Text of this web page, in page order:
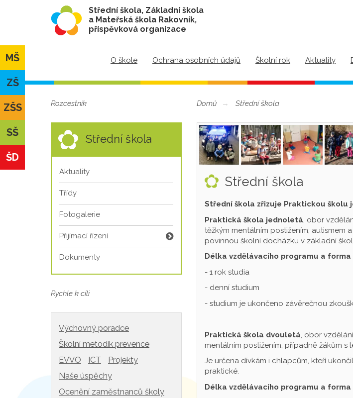
Střední škola, Základní škola
a Mateřská škola Rakovník,
příspěvková organizace
O škole Ochrana osobních údajů Školní rok Aktuality
MŠ
ZŠ
ZŠS
SŠ
ŠD
Rozcestník
Střední škola
Aktuality
Třídy
Fotogalerie
Přijímací řízení
Dokumenty
Rychle k cíli
Výchovný poradce
Školní metodik prevence
EVVO
ICT
Projekty
Naše úspěchy
Ocenění zaměstnanců školy
Domů Střední škola
Střední škola
Střední škola zřizuje Praktickou
Praktická škola jednoletá, obor
těžkým mentálním postižením, autismem
povinnou školní docházku v základní
Délka vzdělávacího programu a forma
- 1 rok studia
- denní studium
- studium je ukončeno závěrečnou
Praktická škola dvouletá, obor
mentálním postižením, případně žákům s
Je určena dívkám i chlapcům, kteří
praktické.
Délka vzdělávacího programu a